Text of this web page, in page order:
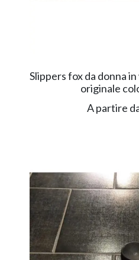
Slippers fox da donna
originale
A partire